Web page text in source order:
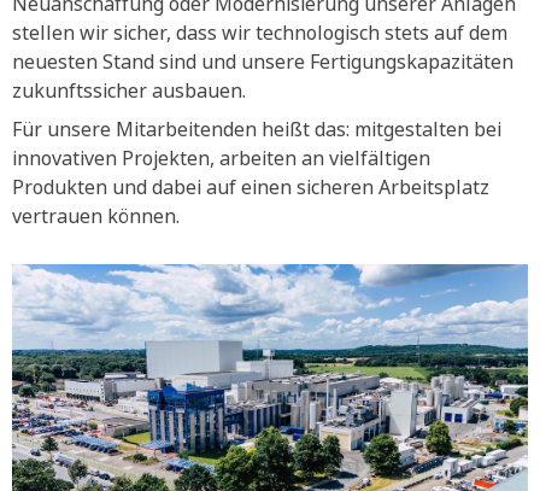
stellen wir sicher, dass wir technologisch stets auf dem
neuesten Stand sind und unsere Fertigungskapazitäten
zukunftssicher ausbauen.
Für unsere Mitarbeitenden heißt das: mitgestalten bei
innovativen Projekten, arbeiten an vielfältigen
Produkten und dabei auf einen sicheren Arbeitsplatz
vertrauen können.